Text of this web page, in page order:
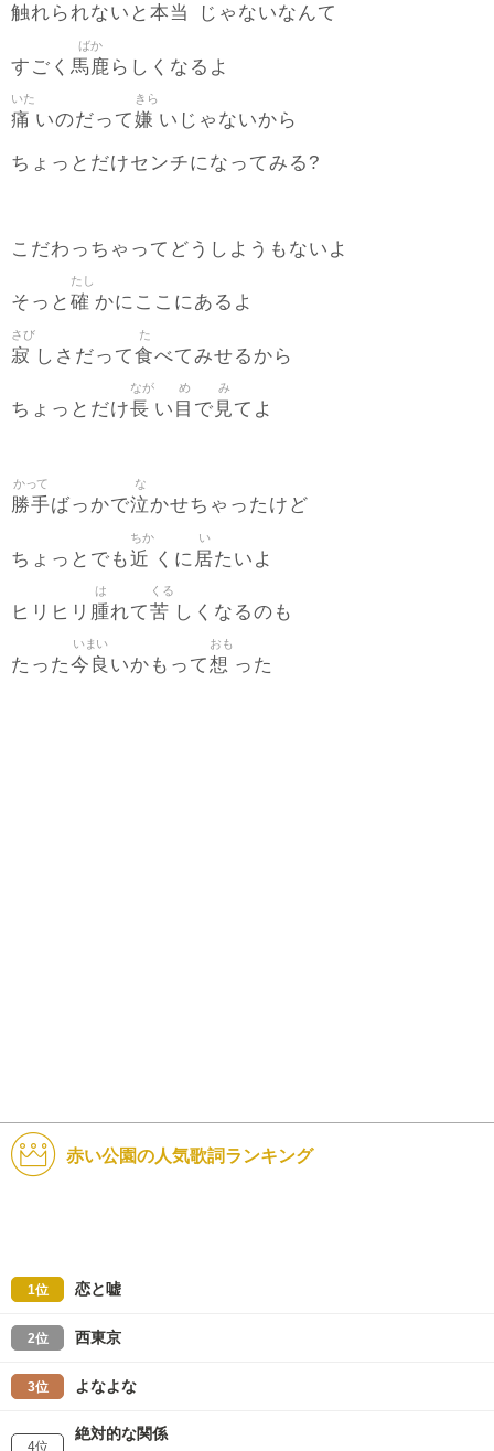
触れられないと 本当 じゃないなんて
すごく 馬鹿
ばか
らしくなるよ
痛
いた
いのだって嫌
きら
いじゃないから
ちょっとだけセンチになってみる?
こだわっちゃってどうしようもないよ
そっと 確
たし
かにここにあるよ
寂
さび
しさだって食
た
べてみせるから
ちょっとだけ長
なが
い 目
め
で 見
み
てよ
勝手
かって
ばっかで泣
な
かせちゃったけど
ちょっとでも近
ちか
くに 居
い
たいよ
ヒリヒリ 腫
は
れて苦
くる
しくなるのも
たった今良
いまい
いかもって想
おも
った
赤い公園の人気歌詞ランキング
1位 恋と嘘
2位 西東京
3位 よなよな
4位
絶対的な関係